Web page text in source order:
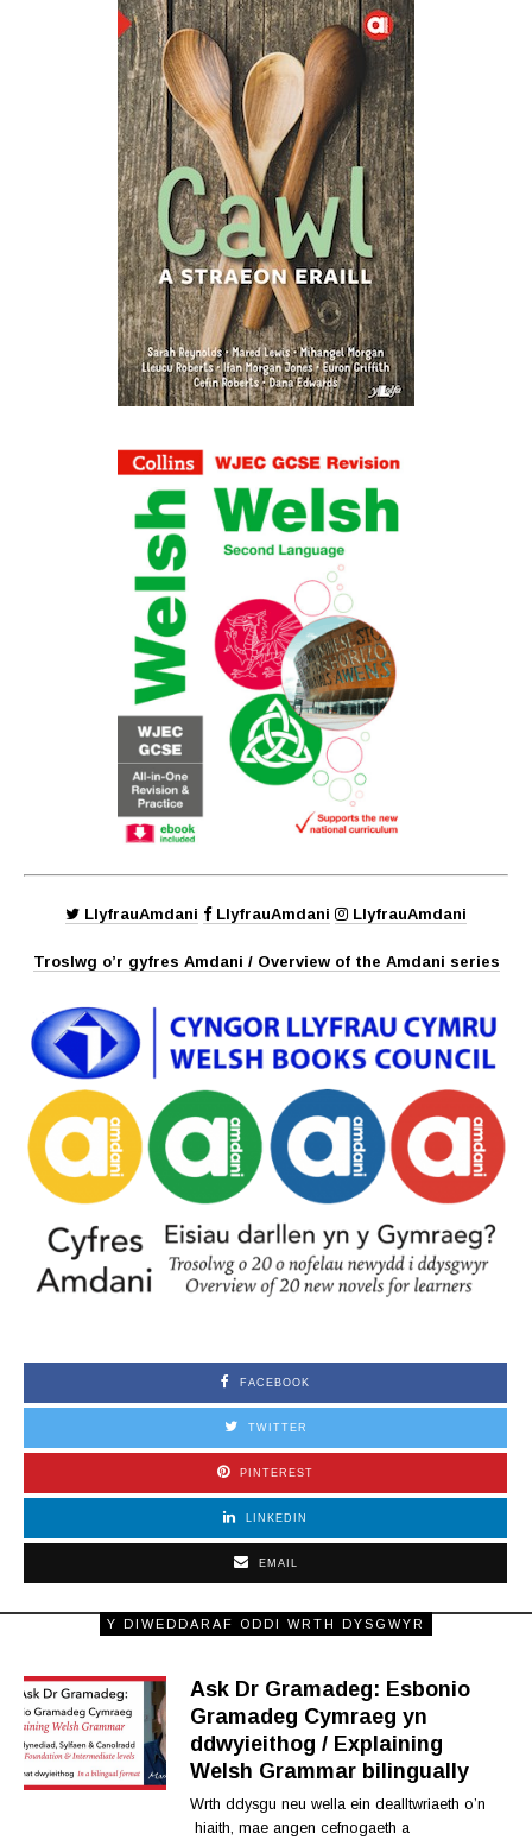
LlyfrauAmdani LlyfrauAmdani LlyfrauAmdani
Troslwg o’r gyfres Amdani / Overview of the Amdani series
FACEBOOK
TWITTER
PINTEREST
LINKEDIN
EMAIL
Y DIWEDDARAF ODDI WRTH DYSGWYR
Ask Dr Gramadeg: Esbonio
Gramadeg Cymraeg yn
ddwyieithog / Explaining
Welsh Grammar bilingually
Wrth ddysgu neu wella ein dealltwriaeth o’n
hiaith, mae angen cefnogaeth a